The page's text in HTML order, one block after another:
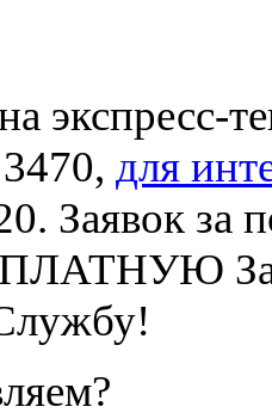
экспресс-
3470, для
. Заявок за